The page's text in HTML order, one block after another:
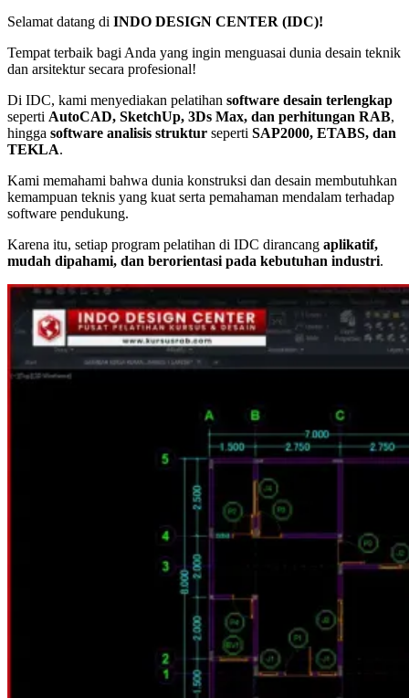
Selamat datang di INDO DESIGN CENTER (IDC)!
Tempat terbaik bagi Anda yang ingin menguasai dunia desain teknik
dan arsitektur secara profesional!
Di IDC, kami menyediakan pelatihan software desain terlengkap
seperti AutoCAD, SketchUp, 3Ds Max, dan perhitungan RAB,
hingga software analisis struktur seperti SAP2000, ETABS, dan
TEKLA.
Kami memahami bahwa dunia konstruksi dan desain membutuhkan
kemampuan teknis yang kuat serta pemahaman mendalam terhadap
software pendukung.
Karena itu, setiap program pelatihan di IDC dirancang aplikatif,
mudah dipahami, dan berorientasi pada kebutuhan industri.